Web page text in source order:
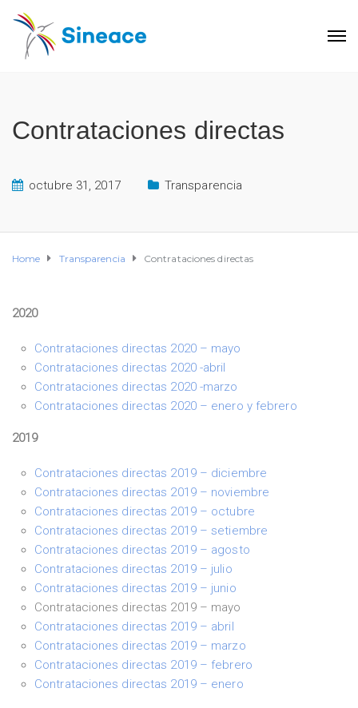
Contrataciones directas
octubre 31, 2017 Transparencia
Home Transparencia Contrataciones directas
2020
Contrataciones directas 2020 – mayo
Contrataciones directas 2020 -abril
Contrataciones directas 2020 -marzo
Contrataciones directas 2020 – enero y febrero
2019
Contrataciones directas 2019 – diciembre
Contrataciones directas 2019 – noviembre
Contrataciones directas 2019 – octubre
Contrataciones directas 2019 – setiembre
Contrataciones directas 2019 – agosto
Contrataciones directas 2019 – julio
Contrataciones directas 2019 – junio
Contrataciones directas 2019 – mayo
Contrataciones directas 2019 – abril
Contrataciones directas 2019 – marzo
Contrataciones directas 2019 – febrero
Contrataciones directas 2019 – enero